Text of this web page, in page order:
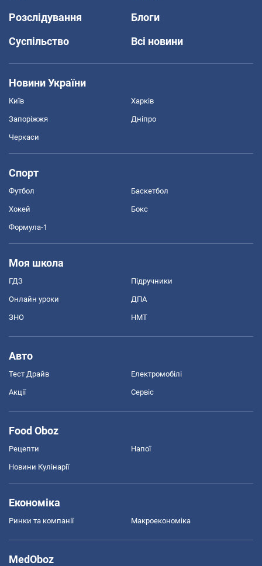
Розслідування
Блоги
Суспільство
Всі новини
Новини України
Київ Харків
Запоріжжя Дніпро
Черкаси
Спорт
Футбол Баскетбол
Хокей Бокс
Формула-1
Моя школа
ГДЗ Підручники
Онлайн уроки ДПА
ЗНО НМТ
Авто
Тест Драйв Електромобілі
Акції Сервіс
Food Oboz
Рецепти Напої
Новини Кулінарії
Економіка
Ринки та компанії Макроекономіка
MedOboz